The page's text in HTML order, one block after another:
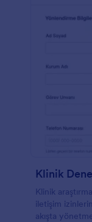
Klinik
Klinik
iletişim
akışta